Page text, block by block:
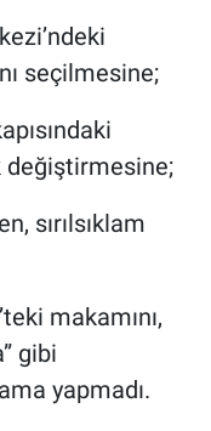
seçilmesine;
değiştirmesine;
sırılsıklam
makamını,
gibi
yapmadı.